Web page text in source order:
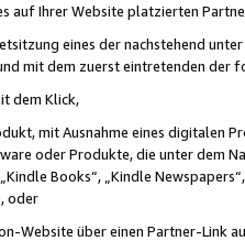
auf Ihrer Website platzierten
eines der nachstehend
mit dem zuerst eintretenden der
dem Klick,
mit Ausnahme eines digitalen
oder Produkte, die unter dem
Books“, „Kindle
oder
Website über einen Partner-Link